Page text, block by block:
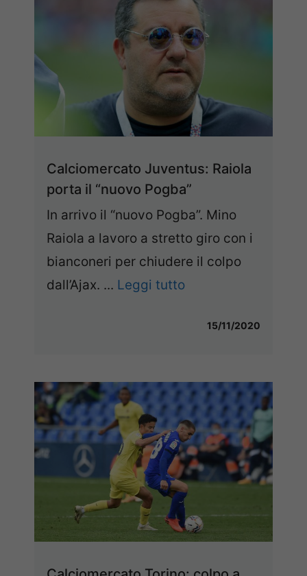
Calciomercato Juventus: Raiola
porta il “nuovo Pogba”
In arrivo il “nuovo Pogba”. Mino
Raiola a lavoro a stretto giro con i
bianconeri per chiudere il colpo
dall’Ajax. ... Leggi tutto
15/11/2020